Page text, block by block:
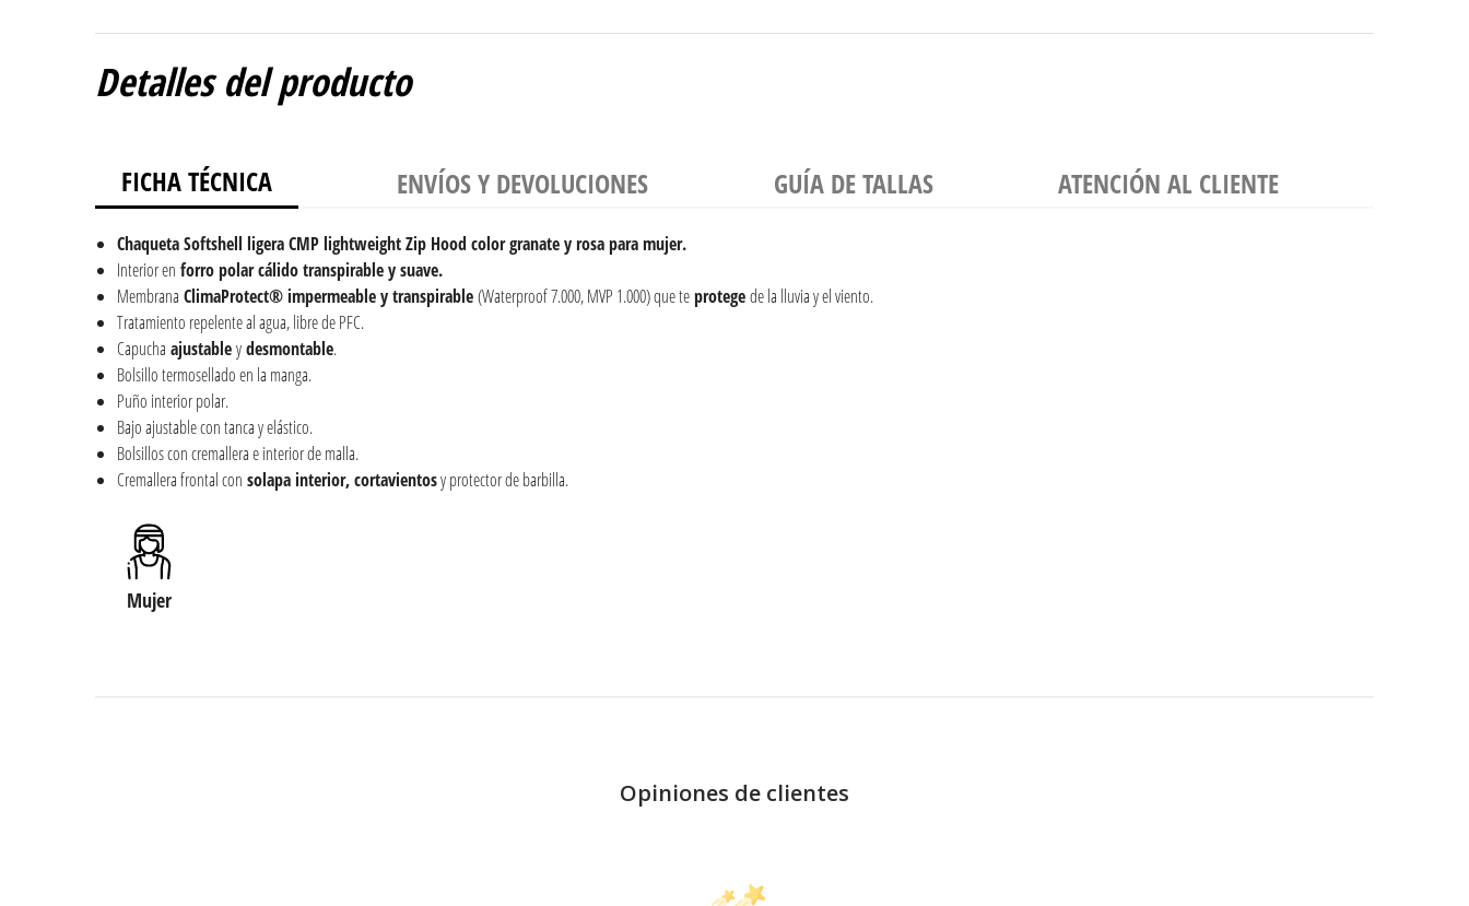
Detalles del producto
FICHA TÉCNICA ENVÍOS Y DEVOLUCIONES GUÍA DE TALLAS ATENCIÓN AL CLIENTE
Chaqueta Softshell ligera CMP lightweight Zip Hood color granate y rosa para mujer.
Interior en forropolarcálidotranspirable y suave.
Membrana ClimaProtect® impermeable y transpirable(Waterproof 7.000, MVP 1.000) que teprotegede la lluvia y el viento.
Tratamiento repelente al agua, libre de PFC.
Capucha ajustableydesmontable.
Bolsillo termosellado en la manga.
Puño interior polar.
Bajo ajustable con tanca y elástico.
Bolsillos con cremallera e interior de malla.
Cremallera frontal con solapa interior, cortavientosy protector de barbilla.
Mujer
Opiniones de clientes